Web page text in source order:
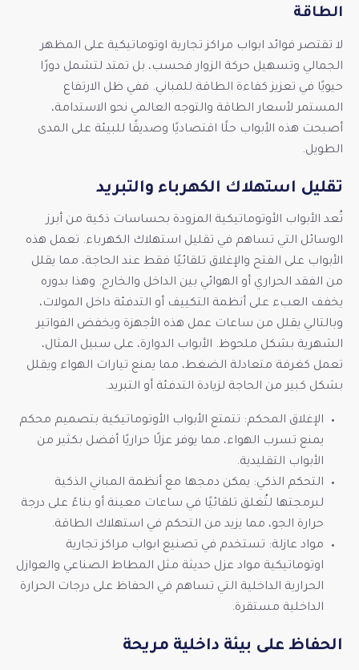
الطاقة
لا تقتصر فوائد ابواب مراكز تجارية اوتوماتيكية على المظهر
الجمالي وتسهيل حركة الزوار فحسب، بل تمتد لتشمل دورًا
حيويًا في تعزيز كفاءة الطاقة للمباني. ففي ظل الارتفاع
المستمر لأسعار الطاقة والتوجه العالمي نحو الاستدامة،
أصبحت هذه الأبواب حلًا اقتصاديًا وصديقًا للبيئة على المدى
الطويل.
تقليل استهلاك الكهرباء والتبريد
تُعد الأبواب الأوتوماتيكية المزودة بحساسات ذكية من أبرز
الوسائل التي تساهم في تقليل استهلاك الكهرباء. تعمل هذه
الأبواب على الفتح والإغلاق تلقائيًا فقط عند الحاجة، مما يقلل
من الفقد الحراري أو الهوائي بين الداخل والخارج. وهذا بدوره
يخفف العبء على أنظمة التكييف أو التدفئة داخل المولات،
وبالتالي يقلل من ساعات عمل هذه الأجهزة ويخفض الفواتير
الشهرية بشكل ملحوظ. الأبواب الدوارة، على سبيل المثال،
تعمل كغرفة متعادلة الضغط، مما يمنع تيارات الهواء ويقلل
بشكل كبير من الحاجة لزيادة التدفئة أو التبريد.
الإغلاق المحكم: تتمتع الأبواب الأوتوماتيكية بتصميم محكم
يمنع تسرب الهواء، مما يوفر عزلًا حراريًا أفضل بكثير من
الأبواب التقليدية.
التحكم الذكي: يمكن دمجها مع أنظمة المباني الذكية
لبرمجتها لتُغلق تلقائيًا في ساعات معينة أو بناءً على درجة
حرارة الجو، مما يزيد من التحكم في استهلاك الطاقة.
مواد عازلة: تستخدم في تصنيع ابواب مراكز تجارية
اوتوماتيكية مواد عزل حديثة مثل المطاط الصناعي والعوازل
الحرارية الداخلية التي تساهم في الحفاظ على درجات الحرارة
الداخلية مستقرة.
الحفاظ على بيئة داخلية مريحة